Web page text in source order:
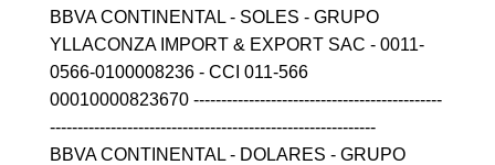
BBVA CONTINENTAL - SOLES - GRUPO
YLLACONZA IMPORT & EXPORT SAC - 0011-
0566-0100008236 - CCI 011-566
00010000823670 ---------------------------------------------
-----------------------------------------------------------
BBVA CONTINENTAL - DOLARES - GRUPO